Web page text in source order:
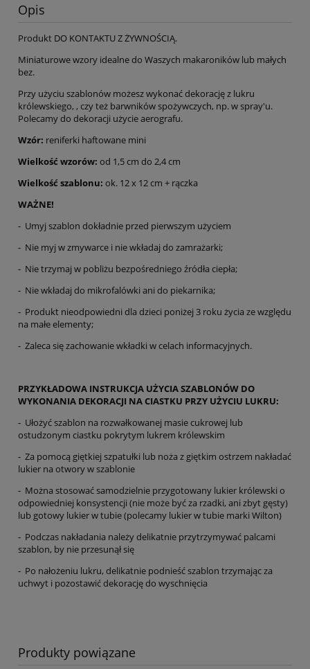
Opis
Produkt DO KONTAKTU Z ŻYWNOŚCIĄ.
Miniaturowe wzory idealne do Waszych makaroników lub małych
bez.
Przy użyciu szablonów możesz wykonać dekorację z lukru
królewskiego, , czy też barwników spożywczych, np. w spray'u.
Polecamy do dekoracji użycie aerografu.
Wzór: reniferki haftowane mini
Wielkość wzorów: od 1,5 cm do 2,4 cm
Wielkość szablonu: ok. 12 x 12 cm + rączka
WAŻNE!
- Umyj szablon dokładnie przed pierwszym użyciem
- Nie myj w zmywarce i nie wkładaj do zamrażarki;
- Nie trzymaj w pobliżu bezpośredniego źródła ciepła;
- Nie wkładaj do mikrofalówki ani do piekarnika;
- Produkt nieodpowiedni dla dzieci poniżej 3 roku życia ze względu
na małe elementy;
- Zaleca się zachowanie wkładki w celach informacyjnych.
PRZYKŁADOWA INSTRUKCJA UŻYCIA SZABLONÓW DO
WYKONANIA DEKORACJI NA CIASTKU PRZY UŻYCIU LUKRU:
- Ułożyć szablon na rozwałkowanej masie cukrowej lub
ostudzonym ciastku pokrytym lukrem królewskim
- Za pomocą giętkiej szpatułki lub noża z giętkim ostrzem nakładać
lukier na otwory w szablonie
- Można stosować samodzielnie przygotowany lukier królewski o
odpowiedniej konsystencji (nie może być za rzadki, ani zbyt gęsty)
lub gotowy lukier w tubie (polecamy lukier w tubie marki Wilton)
- Podczas nakładania należy delikatnie przytrzymywać palcami
szablon, by nie przesunął się
- Po nałożeniu lukru, delikatnie podnieść szablon trzymając za
uchwyt i pozostawić dekorację do wyschnięcia
Produkty powiązane